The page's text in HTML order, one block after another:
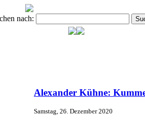
nach:
Alexander Kühne:
Samstag, 26. Dezember 2020